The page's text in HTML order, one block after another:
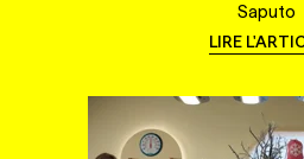
Saputo
LIRE